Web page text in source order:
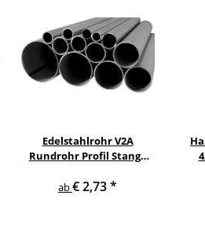
Edelstahlrohr V2A
Rundrohr Profil Stange
Durchmessern
ab€ 2,73*